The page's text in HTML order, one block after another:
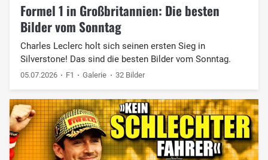
Formel 1 in Großbritannien: Die besten
Bilder vom Sonntag
Charles Leclerc holt sich seinen ersten Sieg in
Silverstone! Das sind die besten Bilder vom Sonntag.
05.07.2026 F1 Galerie 32 Bilder